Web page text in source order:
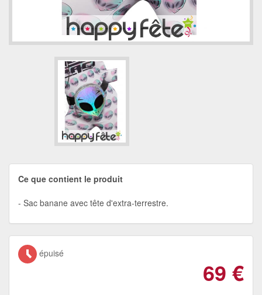
Ce que contient le produit
Sac banane avec tête d'extra-terrestre.
épuisé
69 €